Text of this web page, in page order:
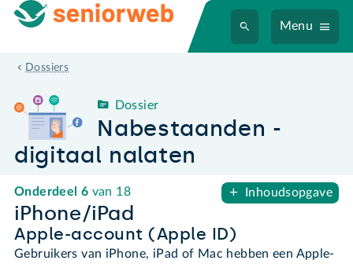
Menu
Dossiers
Nabestaanden - digitaal nalaten
Dossier
Nabestaanden -
digitaal nalaten
Onderdeel 6 van 18 Inhoudsopgave
iPhone/iPad
Apple-account (Apple ID)
Gebruikers van iPhone, iPad of Mac hebben een Apple-